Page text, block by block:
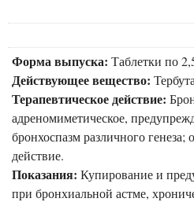
Форма выпуска: Таблетки по
Действующее вещество:
Терапевтическое действие:
адреномиметическое,
бронхоспазм различного генеза;
действие.
Показания: Купирование и
при бронхиальной астме,